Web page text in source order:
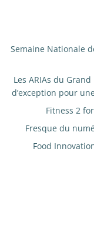
Semaine Nationale
Les ARIAs du
d’exception pour
Fitness 2
Fresque du
Food